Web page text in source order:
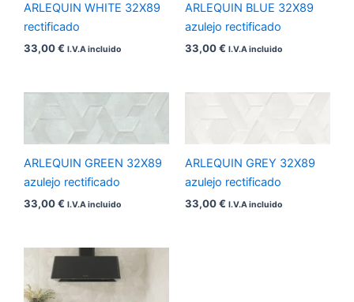
ARLEQUIN WHITE 32X89
rectificado
33,00€ I.V.A incluido
ARLEQUIN BLUE 32X89
azulejo rectificado
33,00€ I.V.A incluido
ARLEQUIN GREEN 32X89
azulejo rectificado
33,00€ I.V.A incluido
ARLEQUIN GREY 32X89
azulejo rectificado
33,00€ I.V.A incluido